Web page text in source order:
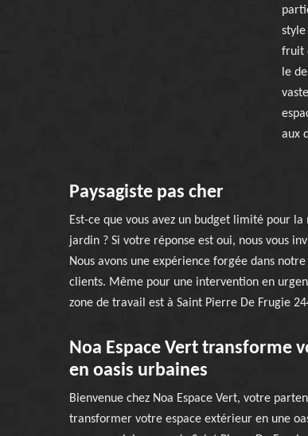
style
fruit
le
aux
Paysagiste pas cher
Est-ce que vous avez un budget limité pour
jardin ? Si votre réponse est oui, nous vous
Nous avons une expérience forgée dans
clients. Même pour une intervention en
zone de travail est à Saint Pierre De Frugie
Noa Espace Vert transforme
en oasis urbaines
Bienvenue chez Noa Espace Vert, votre
transformer votre espace extérieur en une